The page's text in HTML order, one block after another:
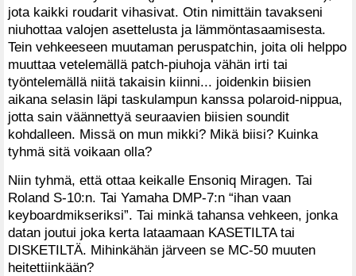
jota kaikki roudarit vihasivat. Otin nimittäin tavakseni
niuhottaa valojen asettelusta ja lämmöntasaamisesta.
Tein vehkeeseen muutaman peruspatchin, joita oli helppo
muuttaa vetelemällä patch-piuhoja vähän irti tai
työntelemällä niitä takaisin kiinni... joidenkin biisien
aikana selasin läpi taskulampun kanssa polaroid-nippua,
jotta sain väännettyä seuraavien biisien soundit
kohdalleen. Missä on mun mikki? Mikä biisi? Kuinka
tyhmä sitä voikaan olla?
Niin tyhmä, että ottaa keikalle Ensoniq Miragen. Tai
Roland S-10:n. Tai Yamaha DMP-7:n “ihan vaan
keyboardmikseriksi”. Tai minkä tahansa vehkeen, jonka
datan joutui joka kerta lataamaan KASETILTA tai
DISKETILTÄ. Mihinkähän järveen se MC-50 muuten
heitettiinkään?